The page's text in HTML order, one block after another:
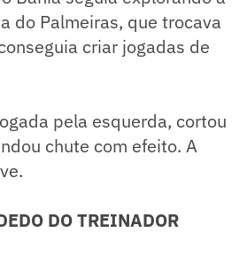
do Palmeiras, que trocava
criar jogadas de
pela esquerda, cortou
chute com efeito. A
DO TREINADOR